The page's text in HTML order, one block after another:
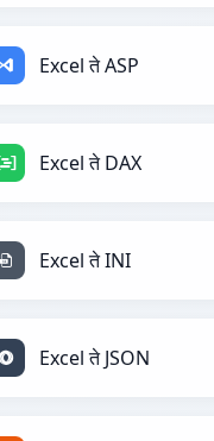
Excel ते ASP
Excel ते DAX
Excel ते INI
Excel ते JSON